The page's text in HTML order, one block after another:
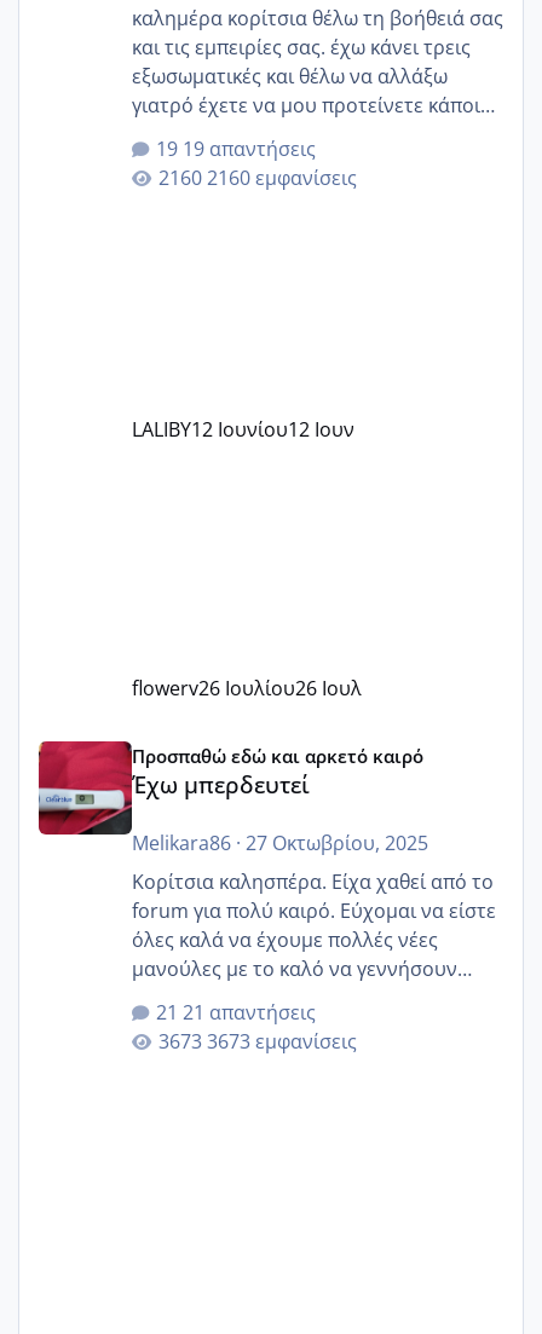
καλημέρα κορίτσια θέλω τη βοήθειά σας
και τις εμπειρίες σας. έχω κάνει τρεις
εξωσωματικές και θέλω να αλλάξω
γιατρό έχετε να μου προτείνετε κάποιον
που μείνατε ευχαριστημένες και είχατε
επιιτυχία? έκανα στο υγεία με τον
ζερβομανωλάκη (δεν το εψαξε καθόλου
19 απαντήσεις
2160 εμφανίσεις
LALIBY12 Ιουνίου12 Ιουν
flowerv26 Ιουλίου26 Ιουλ
Έχω μπερδευτεί
Προσπαθώ εδώ και αρκετό καιρό
Έχω μπερδευτεί
Melikara86· 27 Οκτωβρίου, 2025
Κορίτσια καλησπέρα. Είχα χαθεί από το
forum για πολύ καιρό. Εύχομαι να είστε
όλες καλά να έχουμε πολλές νέες
μανούλες με το καλό να γεννήσουν
αυτές που ήδη περιμένουν. Να πάρουν
γερα μωράκια στην αγκαλίτσα τους
🙏🏼🙏🏼 Ας πάμε λοιπόν στο θέμα μου.
21 απαντήσεις
3673 εμφανίσεις